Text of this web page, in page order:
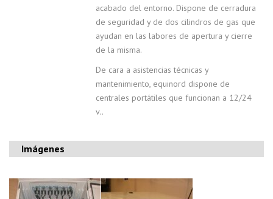
acabado del entorno. Dispone de cerradura
de seguridad y de dos cilindros de gas que
ayudan en las labores de apertura y cierre
de la misma.
De cara a asistencias técnicas y
mantenimiento, equinord dispone de
centrales portátiles que funcionan a 12/24
v..
Imágenes